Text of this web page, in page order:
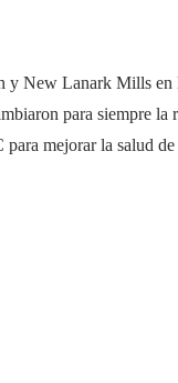
y New Lanark Mills en
para siempre la
mejorar la salud